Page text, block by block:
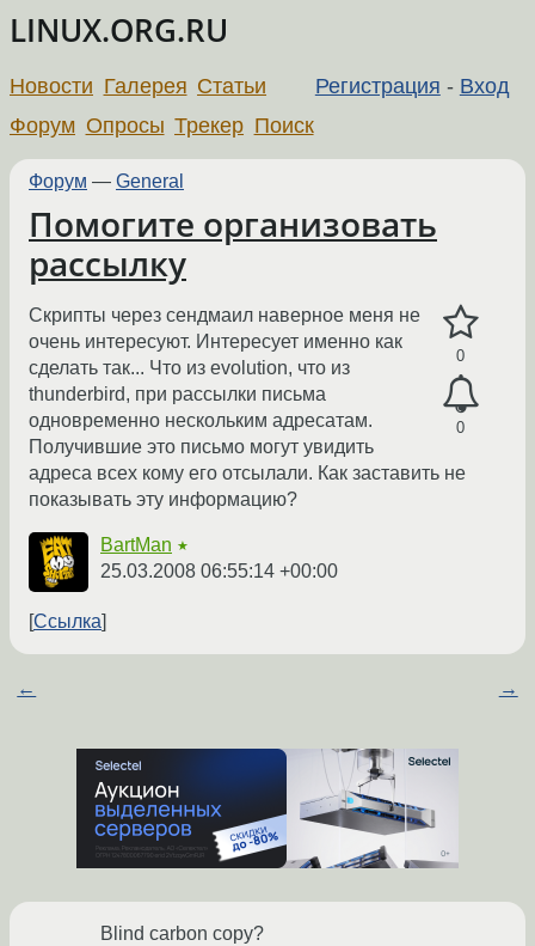
LINUX.ORG.RU
Регистрация - Вход
Новости Галерея Статьи
Форум Опросы Трекер Поиск
Форум — General
Помогите организовать
рассылку
0
0
Скрипты через сендмаил наверное меня не
очень интересуют. Интересует именно как
сделать так... Что из evolution, что из
thunderbird, при рассылки письма
одновременно нескольким адресатам.
Получившие это письмо могут увидить
адреса всех кому его отсылали. Как заставить не
показывать эту информацию?
BartMan ★
25.03.2008 06:55:14 +00:00
Ссылка
← →
Blind carbon copy?